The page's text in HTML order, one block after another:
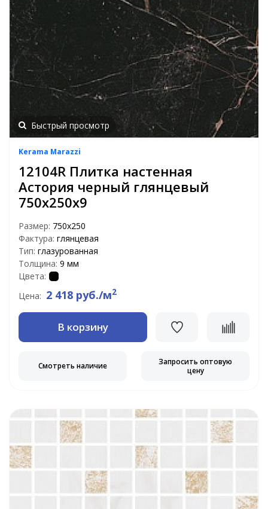
Быстрый просмотр
Kerama Marazzi
12104R Плитка настенная
Астория черный глянцевый
750х250х9
Размер: 750х250
Фактура: глянцевая
Тип: глазурованная
Толщина: 9 мм
Цвета:
Цена: 2 418 руб./м2
В корзину
Смотреть наличие
Запросить оптовую
цену